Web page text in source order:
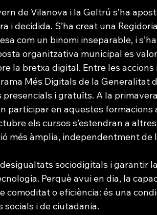
de Vilanova i la Geltrú s’ha
i decidida. S’ha creat una
com un binomi inseparable, i
organitzativa municipal es
la bretxa digital. Entre les
Més Digitals de la Generalitat
i gratuïts. A la
participar en aquestes formacions
els cursos s’estendran a
més àmplia, independentment de
sociodigitals i garantir
Perquè avui en dia, la
comoditat o eficiència: és una
i de ciutadania.